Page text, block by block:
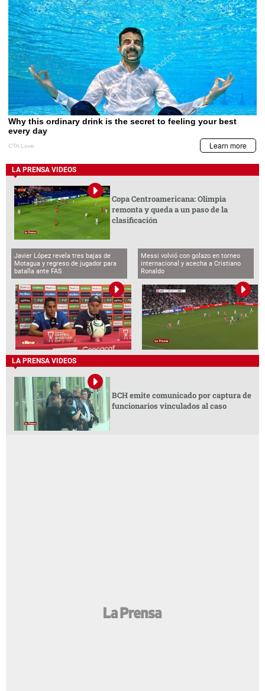
LA PRENSA VIDEOS
Copa Centroamericana: Olimpia
remonta y queda a un paso de la
clasificación
Javier López revela tres bajas de
Motagua y regreso de jugador para
batalla ante FAS
Messi volvió con golazo en torneo
internacional y acecha a Cristiano
Ronaldo
LA PRENSA VIDEOS
BCH emite comunicado por captura de
funcionarios vinculados al caso